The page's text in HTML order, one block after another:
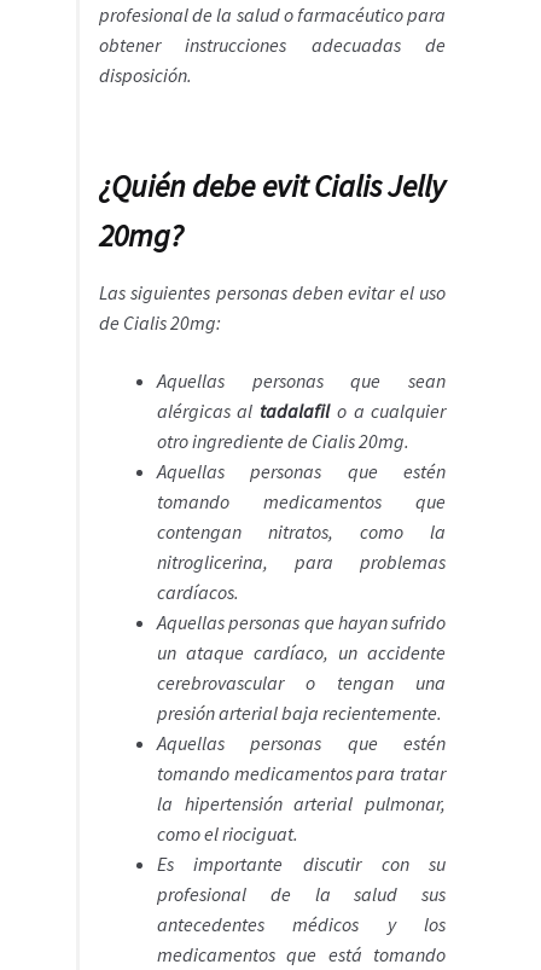
profesional de la salud o farmacéutico para
obtener instrucciones adecuadas de
disposición.
¿Quién debe evit CialisJelly
20mg?
Las siguientes personas deben evitar el uso
de Cialis 20mg:
Aquellas personas que sean
alérgicas al tadalafilo a cualquier
otro ingrediente de Cialis 20mg.
Aquellas personas que estén
tomando medicamentos que
contengan nitratos, como la
nitroglicerina, para problemas
cardíacos.
Aquellas personas que hayan sufrido
un ataque cardíaco, un accidente
cerebrovascular o tengan una
presión arterial baja recientemente.
Aquellas personas que estén
tomando medicamentos para tratar
la hipertensión arterial pulmonar,
como el riociguat.
Es importante discutir con su
profesional de la salud sus
antecedentes médicos y los
medicamentos que está tomando